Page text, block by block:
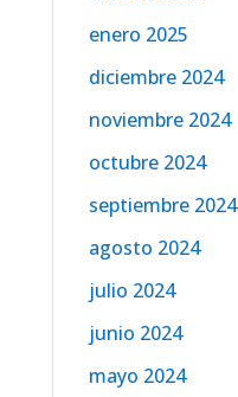
enero 2025
diciembre 2024
noviembre 2024
octubre 2024
septiembre 2024
agosto 2024
julio 2024
junio 2024
mayo 2024